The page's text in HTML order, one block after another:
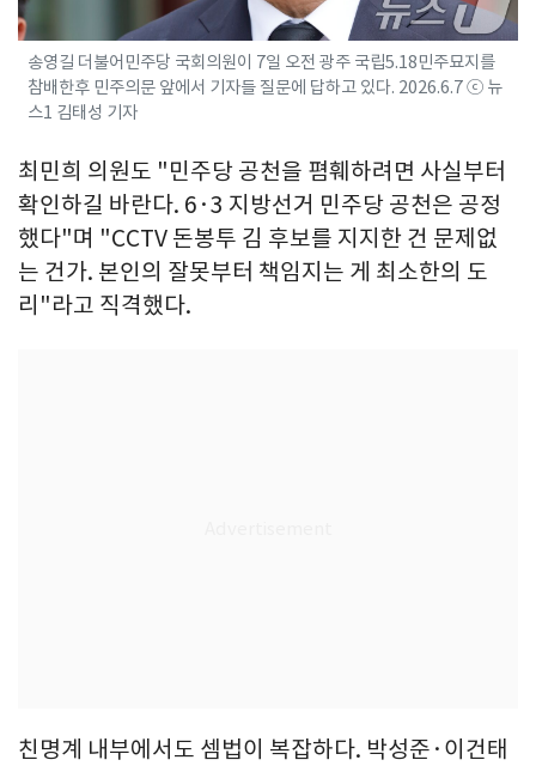
송영길 더불어민주당 국회의원이 7일 오전 광주 국립5.18민주묘지를
참배한후 민주의문 앞에서 기자들 질문에 답하고 있다. 2026.6.7 ⓒ 뉴
스1 김태성 기자
최민희 의원도 "민주당 공천을 폄훼하려면 사실부터
확인하길 바란다. 6·3 지방선거 민주당 공천은 공정
했다"며 "CCTV 돈봉투 김 후보를 지지한 건 문제없
는 건가. 본인의 잘못부터 책임지는 게 최소한의 도
리"라고 직격했다.
친명계 내부에서도 셈법이 복잡하다. 박성준·이건태